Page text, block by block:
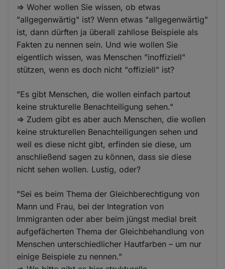
=> Woher wollen Sie wissen, ob etwas
"allgegenwärtig" ist? Wenn etwas "allgegenwärtig"
ist, dann dürften ja überall zahllose Beispiele als
Fakten zu nennen sein. Und wie wollen Sie
eigentlich wissen, was Menschen "inoffiziell"
stützen, wenn es doch nicht "offiziell" ist?
"Es gibt Menschen, die wollen einfach partout
keine strukturelle Benachteiligung sehen."
=> Zudem gibt es aber auch Menschen, die wollen
keine strukturellen Benachteiligungen sehen und
weil es diese nicht gibt, erfinden sie diese, um
anschließend sagen zu können, dass sie diese
nicht sehen wollen. Lustig, oder?
"Sei es beim Thema der Gleichberechtigung von
Mann und Frau, bei der Integration von
Immigranten oder aber beim jüngst medial breit
aufgefächerten Thema der Gleichbehandlung von
Menschen unterschiedlicher Hautfarben – um nur
einige Beispiele zu nennen."